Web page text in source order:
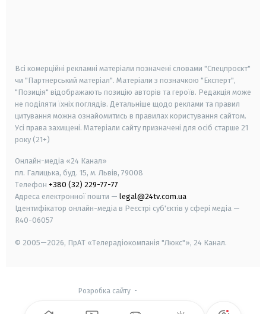
Всі комерційні рекламні матеріали позначені словами "Спецпроєкт"
чи "Партнерський матеріал". Матеріали з позначкою "Експерт",
"Позиція" відображають позицію авторів та героїв. Редакція може
не поділяти їхніх поглядів. Детальніше щодо реклами та правил
цитування можна ознайомитись в правилах користування сайтом.
Усі права захищені. Матеріали сайту призначені для осіб старше 21
року (21+)
Онлайн-медіа «24 Канал»
пл. Галицька, буд. 15, м. Львів, 79008
Телефон +380 (32) 229-77-77
Адреса електронної пошти — legal@24tv.com.ua
Ідентифікатор онлайн-медіа в Реєстрі суб'єктів у сфері медіа —
R40-06057
© 2005—2026, ПрАТ «Телерадіокомпанія "Люкс"», 24 Канал.
Розробка сайту-